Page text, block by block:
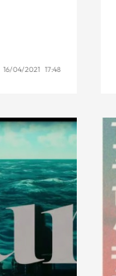
16/04/2021 17:48